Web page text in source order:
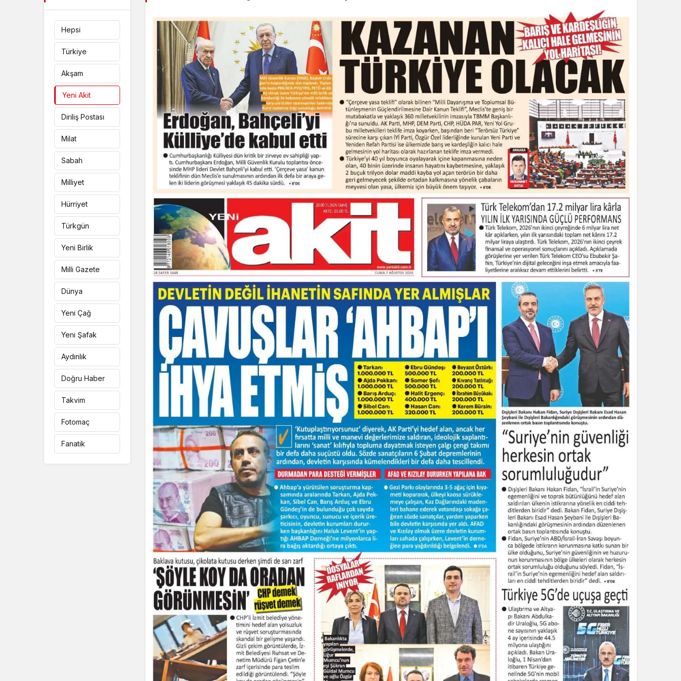
Sistem Modu
Sistem modunu seçin.
Hepsi
Türkiye
Akşam
Yeni Akit
Diriliş Postası
Milat
Sabah
Milliyet
Hürriyet
Türkgün
Yeni Birlik
Milli Gazete
Dünya
Yeni Çağ
Yeni Şafak
Aydınlık
Doğru Haber
Takvim
Fotomaç
Fanatik